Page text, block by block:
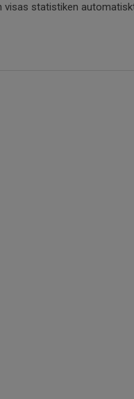
statistiken